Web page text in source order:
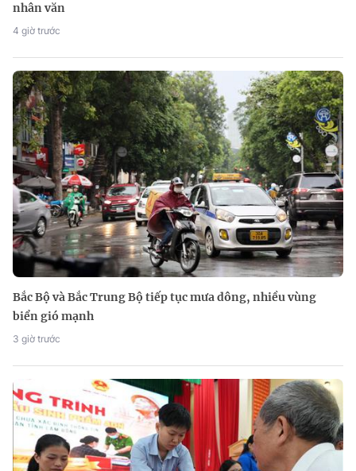
nhân văn
4 giờ trước
Bắc Bộ và Bắc Trung Bộ tiếp tục mưa dông, nhiều vùng
biển gió mạnh
3 giờ trước